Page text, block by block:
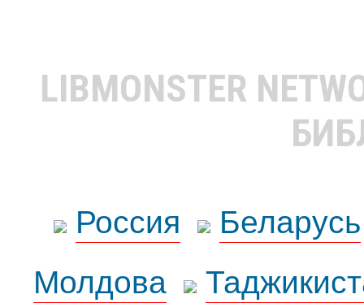
LIBMONSTER
Россия
Беларусь
Молдова